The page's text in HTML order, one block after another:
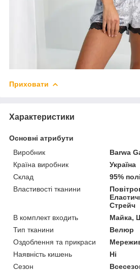
Приховати
Характеристики
Основні атрибути
Виробник
Barwa
Країна виробник
Україна
Склад
95%
Властивості тканини
Стрейч
В комплект входить
Майка,
Тип тканини
Велюр
Оздоблення та прикраси
Наявність кишень
Ні
Сезон